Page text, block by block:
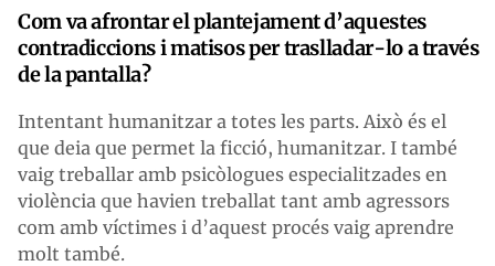
Com va afrontar el plantejament d’aquestes
contradiccions i matisos per traslladar-lo a través
de la pantalla?
Intentant humanitzar a totes les parts. Això és el
que deia que permet la ficció, humanitzar. I també
vaig treballar amb psicòlogues especialitzades en
violència que havien treballat tant amb agressors
com amb víctimes i d’aquest procés vaig aprendre
molt també.